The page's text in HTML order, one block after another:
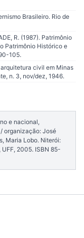
Brasileiro. Rio de
R. (1987). Patrimônio
Patrimônio Histórico e
105.
civil em Minas
n. 3, nov/dez, 1946.
e nacional,
organização: José
Maria Lobo. Niterói:
2005. ISBN 85-